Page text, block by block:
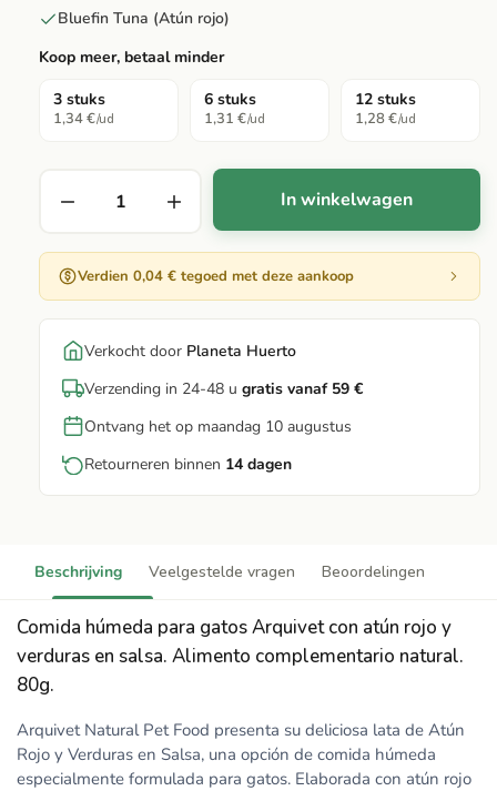
Bluefin Tuna (Atún rojo)
Koop meer, betaal minder
3 stuks
1,34 €/ud
6 stuks
1,31 €/ud
12 stuks
1,28 €/ud
In winkelwagen
Verdien 0,04 € tegoed met deze aankoop
Verkocht door Planeta Huerto
Verzending in 24-48 u gratis vanaf 59 €
Ontvang het op maandag 10 augustus
Retourneren binnen 14 dagen
Beschrijving Veelgestelde vragen Beoordelingen
Comida húmeda para gatos Arquivet con atún rojo y
verduras en salsa. Alimento complementario natural.
80g.
Arquivet Natural Pet Food presenta su deliciosa lata de Atún
Rojo y Verduras en Salsa, una opción de comida húmeda
especialmente formulada para gatos. Elaborada con atún rojo